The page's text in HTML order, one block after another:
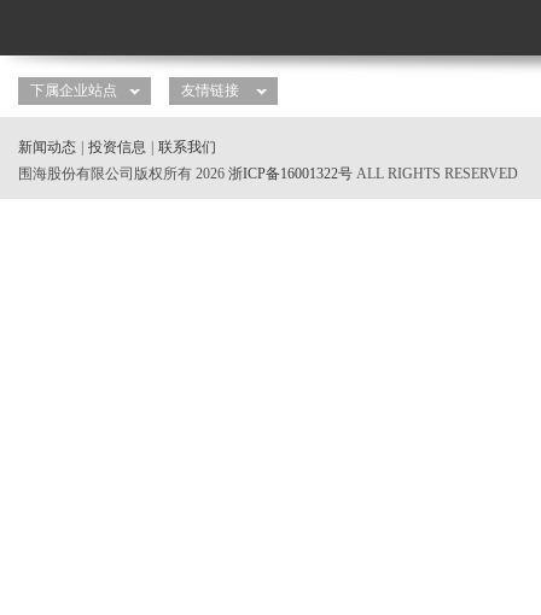
新闻动态 投资信息
联系我们
围海股份有限公司版权所有 2026 浙ICP备16001322号 ALL RIGHTS RESERVED